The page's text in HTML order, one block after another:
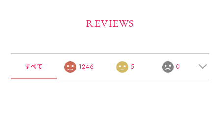
REVIEWS
すべて 1246 5 0